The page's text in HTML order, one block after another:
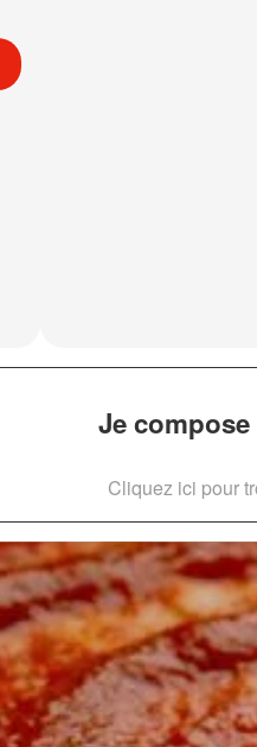
Je
Cliquez ici pour